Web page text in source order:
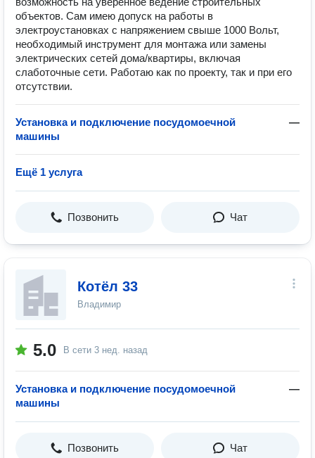
объектов. Сам имею допуск на работы в
электроустановках с напряжением свыше 1000 Вольт,
необходимый инструмент для монтажа или замены
электрических сетей дома/квартиры, включая
слаботочные сети. Работаю как по проекту, так и при его
отсутствии.
Установка и подключение посудомоечной
машины
—
Ещё 1 услуга
Позвонить Чат
Котёл 33
Владимир
5.0 В сети 3 нед. назад
Установка и подключение посудомоечной
машины
—
Позвонить Чат